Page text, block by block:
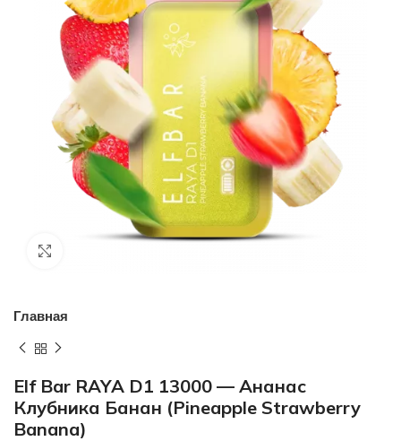
Главная
Elf Bar RAYA D1 13000 — Ананас
Клубника Банан (Pineapple Strawberry
Banana)